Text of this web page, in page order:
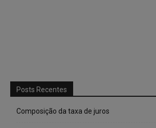
Posts Recentes
Composição da taxa de juros